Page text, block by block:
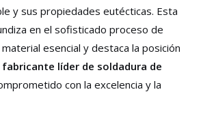
y sus propiedades eutécticas. Esta
en el sofisticado proceso de
esencial y destaca la posición
fabricante líder de soldadura de
con la excelencia y la